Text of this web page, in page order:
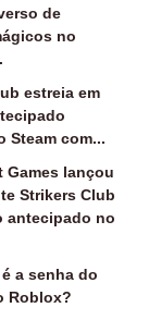
de
no
estreia em
Steam com...
Games lançou
Strikers Club
antecipado no
a senha do
Roblox?